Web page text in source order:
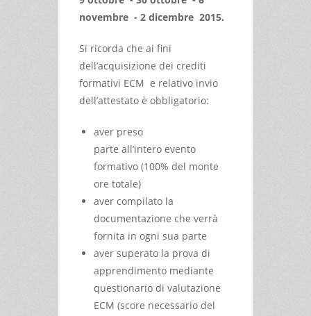
novembre - 2 dicembre 2015.
Si ricorda che ai fini
dell’acquisizione dei crediti
formativi ECM e relativo invio
dell’attestato è obbligatorio:
aver preso
parte all’intero evento
formativo (100% del monte
ore totale)
aver compilato la
documentazione che verrà
fornita in ogni sua parte
aver superato la prova di
apprendimento mediante
questionario di valutazione
ECM (score necessario del